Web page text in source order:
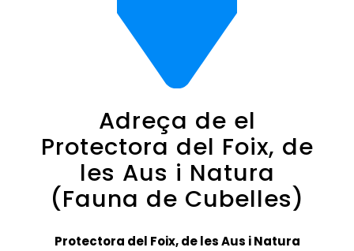
Adreça de el
Protectora del Foix, de
les Aus i Natura
(Fauna de Cubelles)
Protectora del Foix, de les Aus i Natura